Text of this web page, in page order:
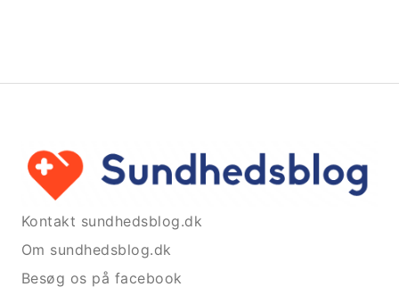
Kontakt sundhedsblog.dk
Om sundhedsblog.dk
Besøg os på facebook